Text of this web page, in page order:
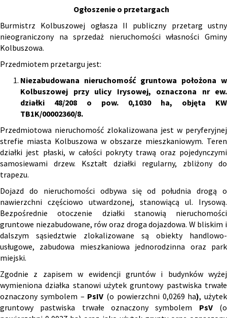
Ogłoszenie o przetargach
Burmistrz Kolbuszowej ogłasza II publiczny przetarg ustny
nieograniczony na sprzedaż nieruchomości własności Gminy
Kolbuszowa.
Przedmiotem przetargu jest:
Niezabudowana nieruchomość gruntowa położona w
Kolbuszowej przy ulicy Irysowej, oznaczona nr ew.
działki 48/208 o pow. 0,1030 ha, objęta KW
TB1K/00002360/8.
Przedmiotowa nieruchomość zlokalizowana jest w peryferyjnej
strefie miasta Kolbuszowa w obszarze mieszkaniowym. Teren
działki jest płaski, w całości pokryty trawą oraz pojedynczymi
samosiewami drzew. Kształt działki regularny, zbliżony do
trapezu.
Dojazd do nieruchomości odbywa się od południa drogą o
nawierzchni częściowo utwardzonej, stanowiącą ul. Irysową.
Bezpośrednie otoczenie działki stanowią nieruchomości
gruntowe niezabudowane, rów oraz droga dojazdowa. W bliskim i
dalszym sąsiedztwie zlokalizowane są obiekty handlowo-
usługowe, zabudowa mieszkaniowa jednorodzinna oraz park
miejski.
Zgodnie z zapisem w ewidencji gruntów i budynków wyżej
wymieniona działka stanowi użytek gruntowy pastwiska trwałe
oznaczony symbolem – PsIV (o powierzchni 0,0269 ha), użytek
gruntowy pastwiska trwałe oznaczony symbolem PsV (o